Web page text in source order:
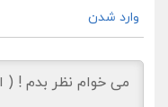
وارد شدن